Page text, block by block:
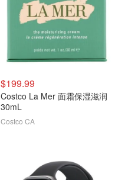
$199.99
Costco La Mer 面霜保湿滋润
30mL
Costco CA